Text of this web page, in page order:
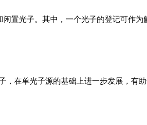
置光子。其中，一个光子的登记可作
在单光子源的基础上进一步发展，有